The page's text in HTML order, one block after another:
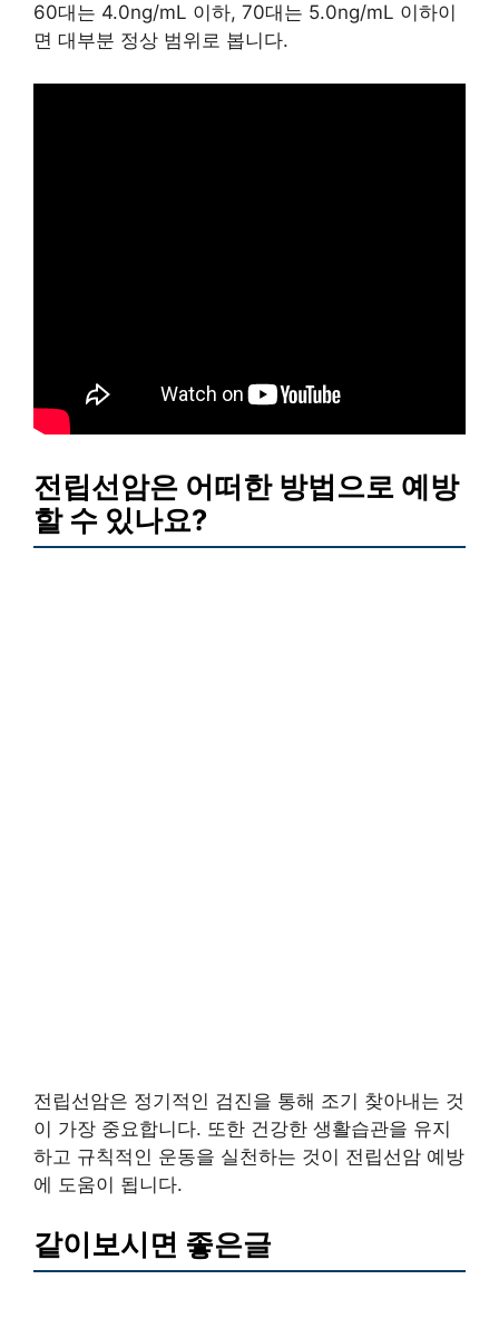
60대는 4.0ng/mL 이하, 70대는 5.0ng/mL 이하이
면 대부분 정상 범위로 봅니다.
전립선암은 어떠한 방법으로 예방
할 수 있나요?
전립선암은 정기적인 검진을 통해 조기 찾아내는 것
이 가장 중요합니다. 또한 건강한 생활습관을 유지
하고 규칙적인 운동을 실천하는 것이 전립선암 예방
에 도움이 됩니다.
같이보시면 좋은글